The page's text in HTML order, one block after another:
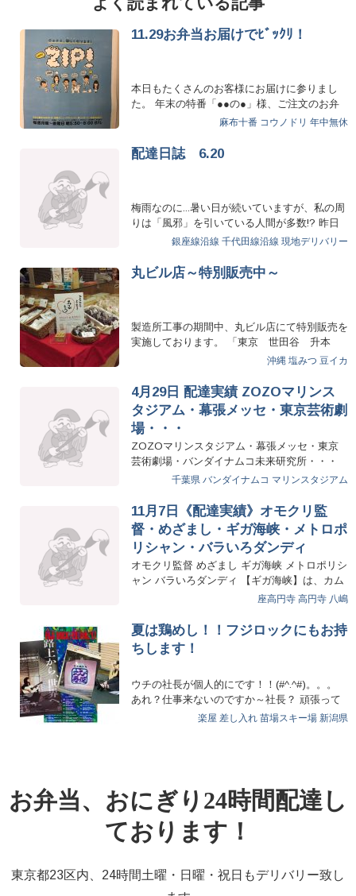
11.29お弁当お届けでﾋﾞｯｸﾘ！
本日もたくさんのお客様にお届けに参りまし
た。 年末の特番「●●の●」様、ご注文のお弁
当を指定個数に分けて…
麻布十番 コウノドリ 年中無休
配達日誌 6.20
梅雨なのに...暑い日が続いていますが、私の周
りは「風邪」を引いている人間が多数!? 昨日
に続き本日も真夏日…
銀座線沿線 千代田線沿線 現地デリバリー
丸ビル店～特別販売中～
製造所工事の期間中、丸ビル店にて特別販売を
実施しております。 「東京 世田谷 升本
沖縄 塩みつ 豆イカ
4月29日 配達実績 ZOZOマリンス
タジアム・幕張メッセ・東京芸術劇
場・・・
ZOZOマリンスタジアム・幕張メッセ・東京
芸術劇場・バンダイナムコ未来研究所・・・
今日は、GW初日？イベント…
千葉県 バンダイナムコ マリンスタジアム
11月7日《配達実績》オモクリ監
督・めざまし・ギガ海峡・メトロポ
リシャン・バラいろダンディ
オモクリ監督 めざまし ギガ海峡 メトロポリシ
ャン バラいろダンディ 【ギガ海峡】は、カム
座高円寺 高円寺 八嶋
夏は鶏めし！！フジロックにもお持
ちします！
ウチの社長が個人的にです！！(#^.^#)。。。
あれ？仕事来ないのですか～社長？ 頑張って
楽屋 差し入れ 苗場スキー場 新潟県
お弁当、おにぎり24時間配達し
ております！
東京都23区内、24時間土曜・日曜・祝日もデリバリー致し